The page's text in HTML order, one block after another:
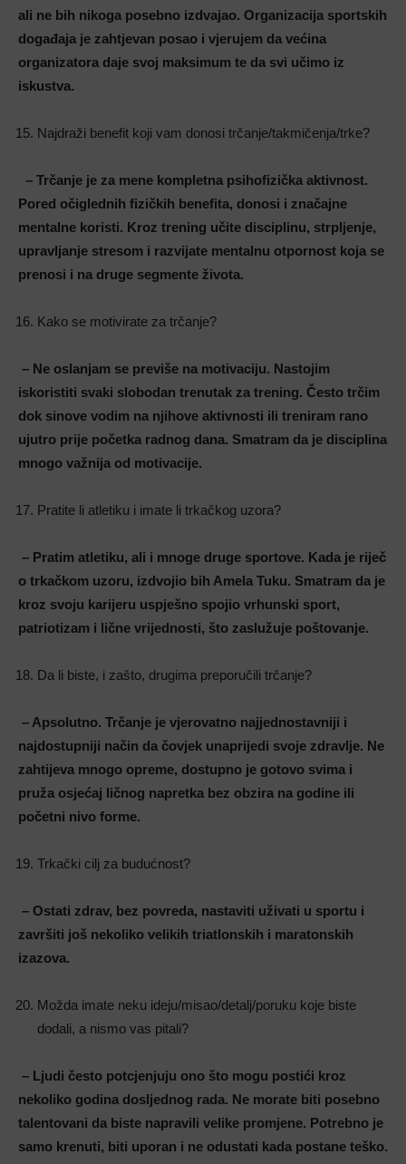
ali ne bih nikoga posebno izdvajao. Organizacija sportskih
događaja je zahtjevan posao i vjerujem da većina
organizatora daje svoj maksimum te da svi učimo iz
iskustva.
Najdraži benefit koji vam donosi trčanje/takmičenja/trke?
– Trčanje je za mene kompletna psihofizička aktivnost.
Pored očiglednih fizičkih benefita, donosi i značajne
mentalne koristi. Kroz trening učite disciplinu, strpljenje,
upravljanje stresom i razvijate mentalnu otpornost koja se
prenosi i na druge segmente života.
Kako se motivirate za trčanje?
– Ne oslanjam se previše na motivaciju. Nastojim
iskoristiti svaki slobodan trenutak za trening. Često trčim
dok sinove vodim na njihove aktivnosti ili treniram rano
ujutro prije početka radnog dana. Smatram da je disciplina
mnogo važnija od motivacije.
Pratite li atletiku i imate li trkačkog uzora?
– Pratim atletiku, ali i mnoge druge sportove. Kada je riječ
o trkačkom uzoru, izdvojio bih Amela Tuku. Smatram da je
kroz svoju karijeru uspješno spojio vrhunski sport,
patriotizam i lične vrijednosti, što zaslužuje poštovanje.
Da li biste, i zašto, drugima preporučili trčanje?
– Apsolutno. Trčanje je vjerovatno najjednostavniji i
najdostupniji način da čovjek unaprijedi svoje zdravlje. Ne
zahtijeva mnogo opreme, dostupno je gotovo svima i
pruža osjećaj ličnog napretka bez obzira na godine ili
početni nivo forme.
Trkački cilj za budućnost?
– Ostati zdrav, bez povreda, nastaviti uživati u sportu i
završiti još nekoliko velikih triatlonskih i maratonskih
izazova.
Možda imate neku ideju/misao/detalj/poruku koje biste
dodali, a nismo vas pitali?
– Ljudi često potcjenjuju ono što mogu postići kroz
nekoliko godina dosljednog rada. Ne morate biti posebno
talentovani da biste napravili velike promjene. Potrebno je
samo krenuti, biti uporan i ne odustati kada postane teško.